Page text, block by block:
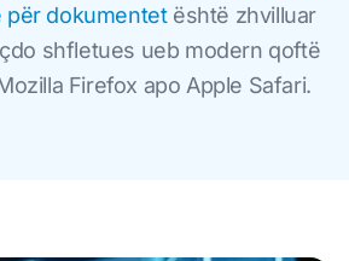
për dokumentetështë zhvilluar
shfletues ueb modern qoftë
Firefox apo Apple Safari.